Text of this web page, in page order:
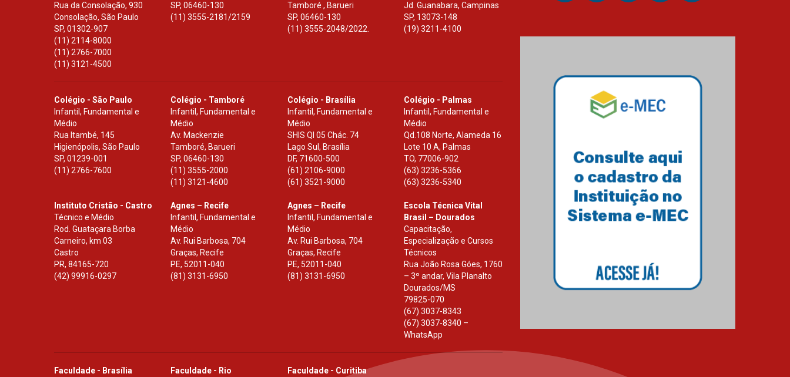
Rua da Consolação, 930
Consolação, São Paulo
SP, 01302-907
(11) 2114-8000
(11) 2766-7000
(11) 3121-4500
SP,06460-130
(11) 3555-2181/2159
Tamboré , Barueri
SP, 06460-130
(11) 3555-2048/2022.
Jd. Guanabara, Campinas
SP, 13073-148
(19) 3211-4100
Colégio - São Paulo
Infantil, Fundamental e
Médio
Rua Itambé, 145
Higienópolis, São Paulo
SP, 01239-001
(11) 2766-7600
Colégio - Tamboré
Infantil, Fundamental e
Médio
Av. Mackenzie
Tamboré, Barueri
SP,06460-130
(11) 3555-2000
(11) 3121-4600
Colégio - Brasília
Infantil, Fundamental e
Médio
SHIS Ql 05 Chác. 74
Lago Sul, Brasília
DF, 71600-500
(61) 2106-9000
(61) 3521-9000
Colégio - Palmas
Infantil, Fundamental e
Médio
Qd.108 Norte, Alameda 16
Lote 10 A, Palmas
TO, 77006-902
(63) 3236-5366
(63) 3236-5340
Instituto Cristão - Castro
Técnico e Médio
Rod. Guataçara Borba
Carneiro, km 03
Castro
PR, 84165-720
(42) 99916-0297
Agnes – Recife
Infantil, Fundamental e
Médio
Av. Rui Barbosa, 704
Graças, Recife
PE, 52011-040
(81) 3131-6950
Agnes – Recife
Infantil, Fundamental e
Médio
Av. Rui Barbosa, 704
Graças, Recife
PE, 52011-040
(81) 3131-6950
Escola Técnica Vital
Brasil – Dourados
Capacitação,
Especialização e Cursos
Técnicos
Rua João Rosa Góes, 1760
– 3º andar, Vila Planalto
Dourados/MS
79825-070
(67) 3037-8343
(67) 3037-8340 –
WhatsApp
Faculdade - Brasília
Faculdade - Rio
Faculdade - Curitiba